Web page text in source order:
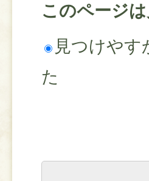
このページ
見つけやす
た